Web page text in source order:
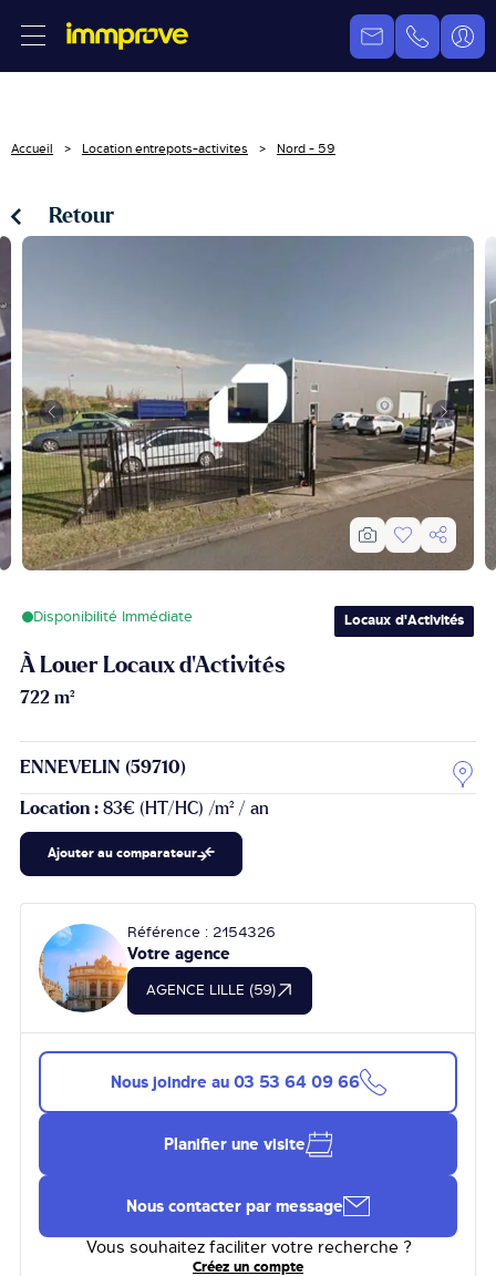
Accueil Location entrepots-activites Nord - 59
Retour
Disponibilité Immédiate Locaux d'Activités
À Louer Locaux d'Activités
722 m²
ENNEVELIN (59710)
Location : 83€ (HT/HC) /m² / an
Ajouter au comparateur
Référence : 2154326
Votre agence
AGENCE LILLE (59)
Nous joindre au 03 53 64 09 66
Planifier une visite
Nous contacter par message
Vous souhaitez faciliter votre recherche ?
Créez un compte